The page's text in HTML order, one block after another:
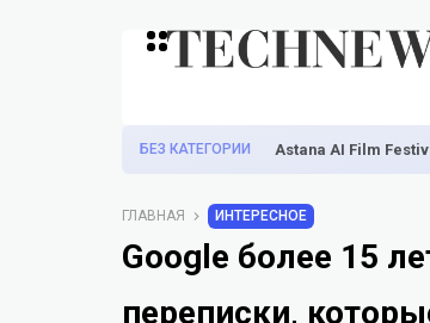
БЕЗ КАТЕГОРИИ Astana AI Film
ГЛАВНАЯ ИНТЕРЕСНОЕ
Google более 15
переписки,